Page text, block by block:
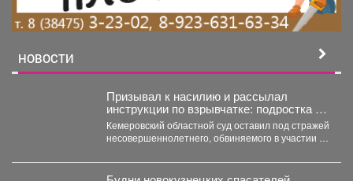
НОВОСТИ
Призывал к насилию и рассылал
инструкции по взрывчатке: подростка из
Кузбасса обвиняют в терроризме
Кемеровский областной суд оставил под стражей
несовершеннолетнего, обвиняемого в участии в
...